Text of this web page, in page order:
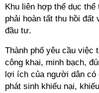
Khu liên hợp thể dục
phải hoàn tất thu hồi đất
đầu tư.
Thành phố yêu cầu việc
công khai, minh bạch,
lợi ích của người dân có
phát sinh khiếu nại,